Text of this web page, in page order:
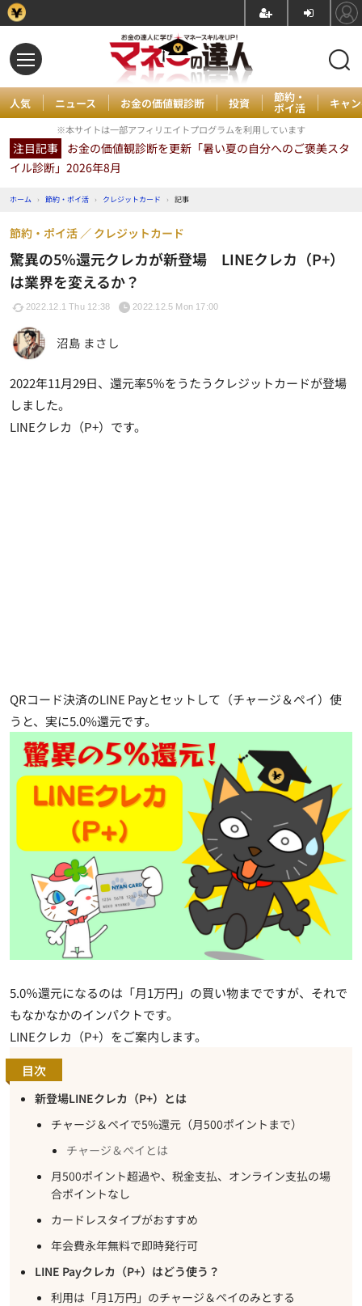
人気 ニュース お金の価値観診断 投資 節約・
ポイ活 キャ
※本サイトは一部アフィリエイトプログラムを利用しています
注目記事 お金の価値観診断を更新「暑い夏の自分へのご褒美スタ
イル診断」2026年8月
ホーム › 節約・ポイ活 › クレジットカード › 記事
驚異の5％還元クレカが新登場 LINEクレカ（P+）
は業界を変えるか？
節約・ポイ活 クレジットカード
2022.12.1 Thu 12:38 2022.12.5 Mon 17:00
沼島 まさし
2022年11月29日、還元率5％をうたうクレジットカードが登場
しました。
LINEクレカ（P+）です。
QRコード決済のLINE Payとセットして（チャージ＆ペイ）使
うと、実に5.0%還元です。
5.0％還元になるのは「月1万円」の買い物までですが、それで
もなかなかのインパクトです。
LINEクレカ（P+）をご案内します。
目次
新登場LINEクレカ（P+）とは
チャージ＆ペイで5%還元（月500ポイントまで）
チャージ＆ペイとは
月500ポイント超過や、税金支払、オンライン支払の場
合ポイントなし
カードレスタイプがおすすめ
年会費永年無料で即時発行可
LINE Payクレカ（P+）はどう使う？
利用は「月1万円」のチャージ＆ペイのみとする